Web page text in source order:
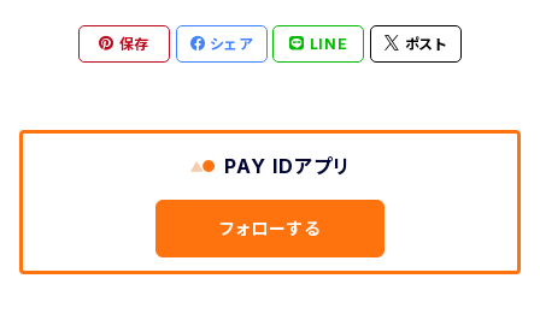
保存 シェア LINE ポスト
PAY IDアプリ
フォローする